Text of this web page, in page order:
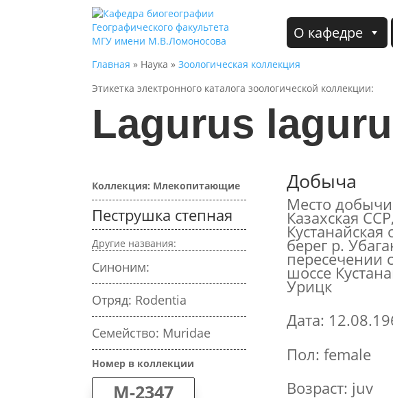
О кафедре
Главная » Наука »Зоологическая коллекция
Этикетка электронного каталога зоологической коллекции:
Lagurus
Коллекция: Млекопитающие
Пеструшка степная
Другие названия:
Синоним:
Отряд: Rodentia
Семейство: Muridae
Номер в коллекции
M-2347
Добыча
Место
Казахская ССР,
Кустанайская
берег р.
пересечении с
шоссе
Урицк
Дата:
Пол: female
Возраст: juv